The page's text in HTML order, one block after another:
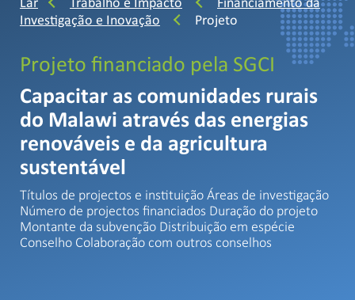
Lar Trabalho e Impacto
Financiamento da
Investigação e Inovação
Projeto
Projeto financiado pela SGCI
Capacitar as comunidades rurais
do Malawi através das energias
renováveis e da agricultura
sustentável
Títulos de projectos e instituição Áreas de investigação
Número de projectos financiados Duração do projeto
Montante da subvenção Distribuição em espécie
Conselho Colaboração com outros conselhos